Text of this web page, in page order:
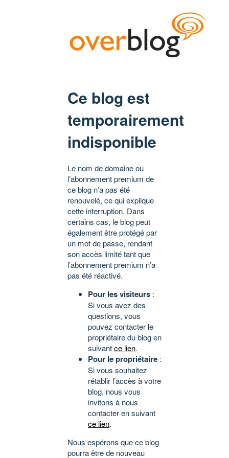
Ce blog est
temporairement
indisponible
Le nom de domaine ou
l’abonnement premium de
ce blog n’a pas été
renouvelé, ce qui explique
cette interruption. Dans
certains cas, le blog peut
également être protégé par
un mot de passe, rendant
son accès limité tant que
l’abonnement premium n’a
pas été réactivé.
Pour les visiteurs :
Si vous avez des
questions, vous
pouvez contacter le
propriétaire du blog en
suivantce lien.
Pour le propriétaire :
Si vous souhaitez
rétablir l’accès à votre
blog, nous vous
invitons à nous
contacter en suivant
ce lien.
Nous espérons que ce blog
pourra être de nouveau